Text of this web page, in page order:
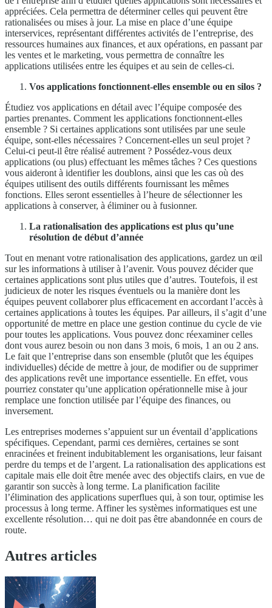
appréciées. Cela permettra de déterminer celles qui peuvent être
rationalisées ou mises à jour. La mise en place d’une équipe
interservices, représentant différentes activités de l’entreprise, des
ressources humaines aux finances, et aux opérations, en passant par
les ventes et le marketing, vous permettra de connaître les
applications utilisées entre les équipes et au sein de celles-ci.
Vos applications fonctionnent-elles ensemble ou en silos ?
Étudiez vos applications en détail avec l’équipe composée des
parties prenantes. Comment les applications fonctionnent-elles
ensemble ? Si certaines applications sont utilisées par une seule
équipe, sont-elles nécessaires ? Concernent-elles un seul projet ?
Celui-ci peut-il être réalisé autrement ? Possédez-vous deux
applications (ou plus) effectuant les mêmes tâches ? Ces questions
vous aideront à identifier les doublons, ainsi que les cas où des
équipes utilisent des outils différents fournissant les mêmes
fonctions. Elles seront essentielles à l’heure de sélectionner les
applications à conserver, à éliminer ou à fusionner.
La rationalisation des applications est plus qu’une
résolution de début d’année
Tout en menant votre rationalisation des applications, gardez un œil
sur les informations à utiliser à l’avenir. Vous pouvez décider que
certaines applications sont plus utiles que d’autres. Toutefois, il est
judicieux de noter les risques éventuels ou la manière dont les
équipes peuvent collaborer plus efficacement en accordant l’accès à
certaines applications à toutes les équipes. Par ailleurs, il s’agit d’une
opportunité de mettre en place une gestion continue du cycle de vie
pour toutes les applications. Vous pouvez donc réexaminer celles
dont vous aurez besoin ou non dans 3 mois, 6 mois, 1 an ou 2 ans.
Le fait que l’entreprise dans son ensemble (plutôt que les équipes
individuelles) décide de mettre à jour, de modifier ou de supprimer
des applications revêt une importance essentielle. En effet, vous
pourriez constater qu’une application opérationnelle mise à jour
remplace une fonction utilisée par l’équipe des finances, ou
inversement.
Les entreprises modernes s’appuient sur un éventail d’applications
spécifiques. Cependant, parmi ces dernières, certaines se sont
enracinées et freinent indubitablement les organisations, leur faisant
perdre du temps et de l’argent. La rationalisation des applications est
capitale mais elle doit être menée avec des objectifs clairs, en vue de
garantir son succès à long terme. La planification facilite
l’élimination des applications superflues qui, à son tour, optimise les
processus à long terme. Affiner les systèmes informatiques est une
excellente résolution… qui ne doit pas être abandonnée en cours de
route.
Autres articles